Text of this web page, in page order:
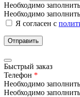
Необходимо
Необходимо
Я согласен с
Отправить
Быстрый заказ
Телефон *
Необходимо
Необходимо